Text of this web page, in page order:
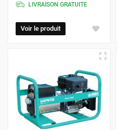
2. Quel type de
(essence, diesel,
Le choix du carburant dépend
groupes
coûteux à l'achat,
occasionnelle ou pour
Diesel :groupes
économiques à l'usage
LIVRAISON GRATUITE
Voir le produit